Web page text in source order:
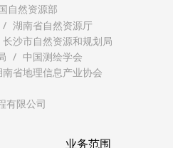
自然资源部
湖南省自然资源厅
长沙市自然资源和规划局
中国测绘学会
南省地理信息产业协会
有限公司
业务范围